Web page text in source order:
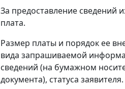
За предоставление сведений
плата.
Размер платы и порядок ее
вида запрашиваемой
сведений (на бумажном
документа), статуса заявителя.